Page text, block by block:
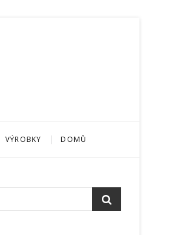
VÝROBKY DOMŮ